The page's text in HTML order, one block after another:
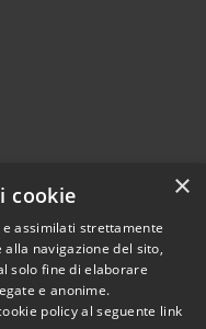
© 2026 • Comune di
Longarone • Powered by
×
cookie
assimilati strettamente
navigazione del sito,
solo fine di elaborare
e anonime.
policy al seguente link